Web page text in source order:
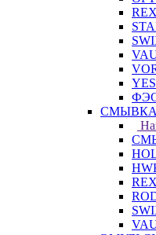
REX
YES
СМЫВКА
REX